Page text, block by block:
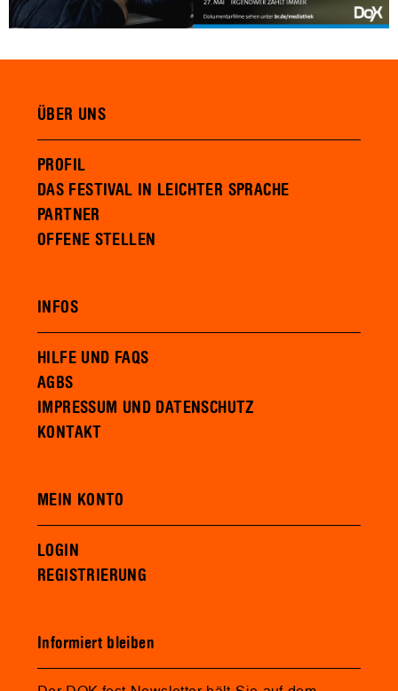
ÜBER UNS
PROFIL
DAS FESTIVAL IN LEICHTER SPRACHE
PARTNER
OFFENE STELLEN
INFOS
HILFE UND FAQS
AGBS
IMPRESSUM UND DATENSCHUTZ
KONTAKT
MEIN KONTO
LOGIN
REGISTRIERUNG
Informiert bleiben